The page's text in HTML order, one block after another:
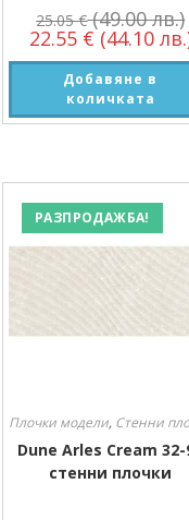
25.05€ (49.00 лв.)
22.55 € (44.10
Добавяне в
количката
РАЗПРОДАЖБА!
Плочки модели, Стенни
Dune Arles Cream 32-
стенни плочки